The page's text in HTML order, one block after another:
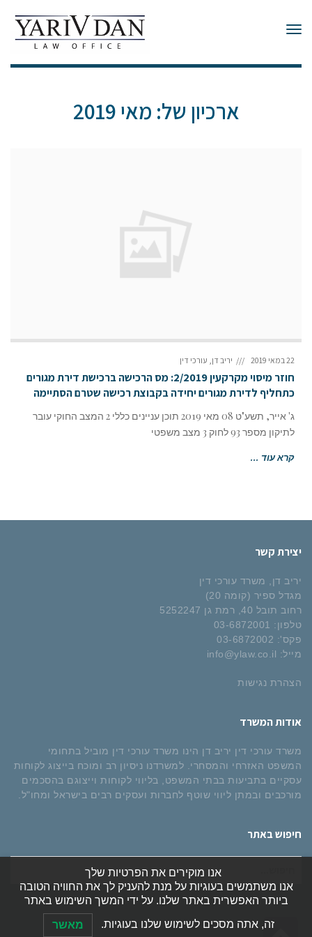
תפריט
ארכיון של: מאי 2019
22 במאי 2019 יריב דן, עורכי דין
חוזר מיסוי מקרקעין 2/2019: מס הרכישה ברכישת דירת מגורים
כתחליף לדירת מגורים יחידה בקבוצת רכישה שטרם הסתיימה
ג' אייר, תשע"ט 08 מאי 2019 תוכן עניינים כללי 2 המצב החוקי עובר
לתיקון מספר 93 לחוק 3 מצב משפטי
קרא עוד ...
יצירת קשר
יריב דן, משרד עורכי דין
מגדל ספיר (קומה 20)
רחוב תובל 40, רמת גן 5252247
טלפון: 03-6872001
פקס': 03-6872002
מייל: info@ylaw.co.il
הצהרת נגישות
אודות המשרד
משרד עורכי דין יריב דן הינו משרד עורכי דין מוביל בתחומי
המשפט האזרחי והמסחרי. למשרדנו ניסיון רב ומוכח בייצוג לקוחות
עסקיים בתביעות בבתי המשפט, בליווי לקוחות וייצוגם בהסכמים
מורכבים ובמתן ליווי שוטף לחברות ועסקים רבים בישראל ומחו"ל.
חיפוש באתר
אנו מוקירים את הפרטיות שלך
אנו משתמשים בעוגיות על מנת להעניק לך את החוויה הטובה
ביותר האפשרית באתר שלנו. על ידי המשך השימוש באתר
זה, אתה מסכים לשימוש שלנו בעוגיות. מאשר